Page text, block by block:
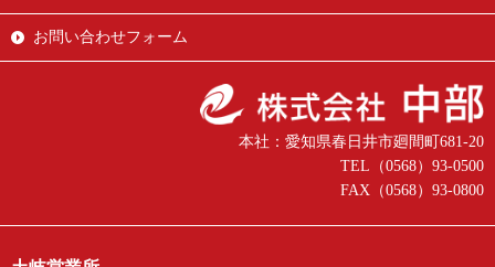
お問い合わせフォーム
本社：愛知県春日井市廻間町681-20
TEL（0568）93-0500
FAX（0568）93-0800